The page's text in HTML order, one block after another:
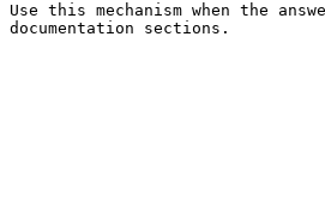
Use this mechanism when the